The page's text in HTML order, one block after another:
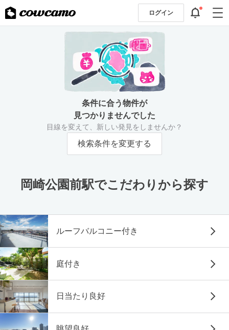
ログイン
条件に合う物件が
見つかりませんでした
目線を変えて、新しい発見をしませんか？
検索条件を変更する
岡崎公園前駅でこだわりから探す
ルーフバルコニー付き
庭付き
日当たり良好